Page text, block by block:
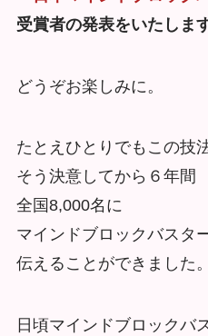
受賞者の発表をいたしま
どうぞお楽しみに。
たとえひとりでもこの技
そう決意してから６年間
全国8,000名に
マインドブロックバスタ
伝えることができました。
日頃マインドブロックバ